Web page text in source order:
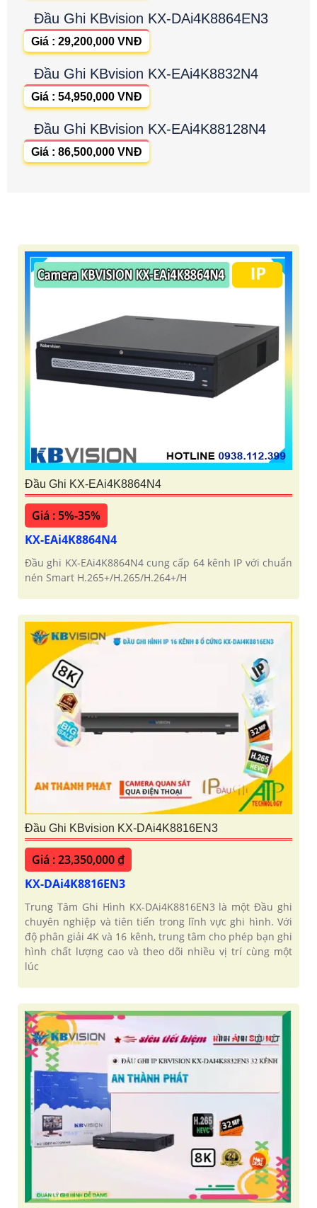
Đầu Ghi KBvision KX-DAi4K8864EN3
Giá : 29,200,000 VNĐ
Đầu Ghi KBvision KX-EAi4K8832N4
Giá : 54,950,000 VNĐ
Đầu Ghi KBvision KX-EAi4K88128N4
Giá : 86,500,000 VNĐ
Đầu Ghi KX-EAi4K8864N4
Giá : 5%-35%
KX-EAi4K8864N4
Đầu ghi KX-EAi4K8864N4 cung cấp 64 kênh IP với chuẩn
nén Smart H.265+/H.265/H.264+/H
Đầu Ghi KBvision KX-DAi4K8816EN3
Giá : 23,350,000 ₫
KX-DAi4K8816EN3
Trung Tâm Ghi Hình KX-DAi4K8816EN3 là một Đầu ghi
chuyên nghiệp và tiên tiến trong lĩnh vực ghi hình. Với
độ phân giải 4K và 16 kênh, trung tâm cho phép bạn ghi
hình chất lượng cao và theo dõi nhiều vị trí cùng một
lúc